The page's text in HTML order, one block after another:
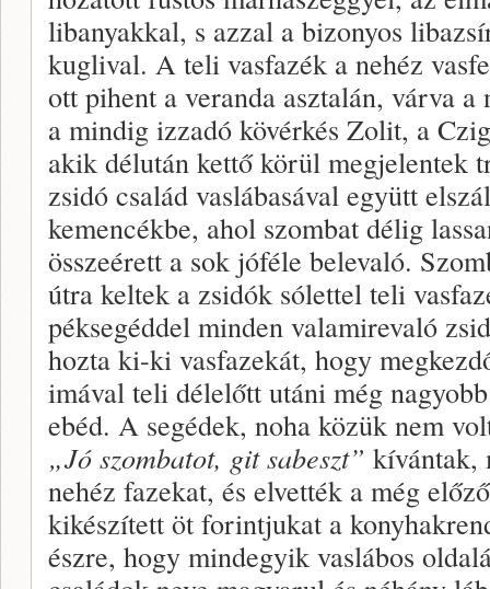
libanyakkal, s azzal a bizonyos
kuglival. A teli vasfazék a nehéz
ott pihent a veranda asztalán, várva a
a mindig izzadó kövérkés Zolit, a
akik délután kettő körül megjelentek
zsidó család vaslábasával együtt
kemencékbe, ahol szombat délig
összeérett a sok jóféle belevaló.
útra keltek a zsidók sólettel teli
péksegéddel minden valamirevaló
hozta ki-ki vasfazekát, hogy
imával teli délelőtt utáni még
ebéd. A segédek, noha közük nem
„Jó szombatot, git sabeszt” kívántak,
nehéz fazekat, és elvették a még
kikészített öt forintjukat a
észre, hogy mindegyik vaslábos